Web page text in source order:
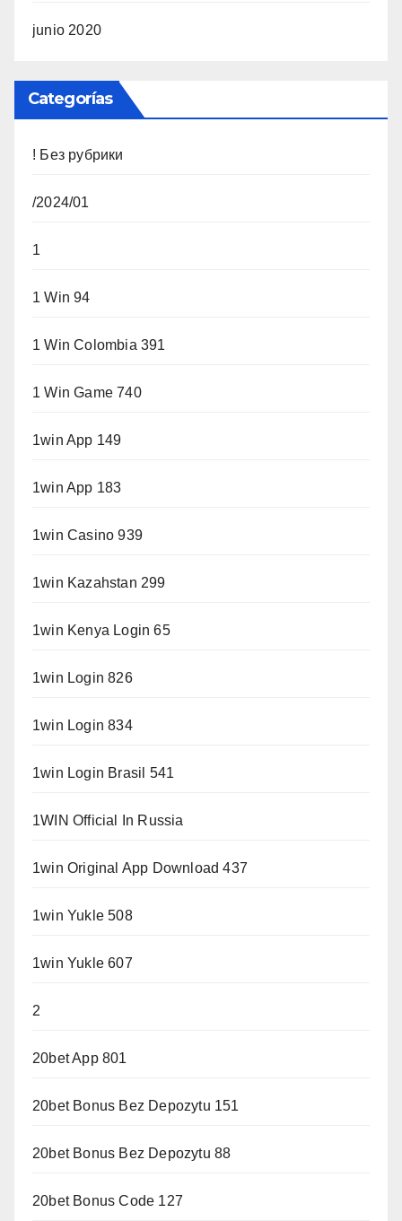
junio 2020
Categorías
! Без рубрики
/2024/01
1
1 Win 94
1 Win Colombia 391
1 Win Game 740
1win App 149
1win App 183
1win Casino 939
1win Kazahstan 299
1win Kenya Login 65
1win Login 826
1win Login 834
1win Login Brasil 541
1WIN Official In Russia
1win Original App Download 437
1win Yukle 508
1win Yukle 607
2
20bet App 801
20bet Bonus Bez Depozytu 151
20bet Bonus Bez Depozytu 88
20bet Bonus Code 127